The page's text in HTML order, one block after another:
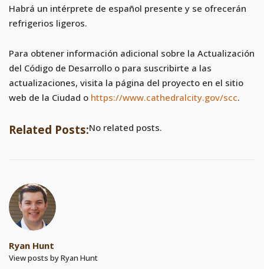
Habrá un intérprete de español presente y se ofrecerán
refrigerios ligeros.
Para obtener información adicional sobre la Actualización
del Código de Desarrollo o para suscribirte a las
actualizaciones, visita la página del proyecto en el sitio
web de la Ciudad o https://www.cathedralcity.gov/scc.
Related Posts:No related posts.
Ryan Hunt
View posts by Ryan Hunt